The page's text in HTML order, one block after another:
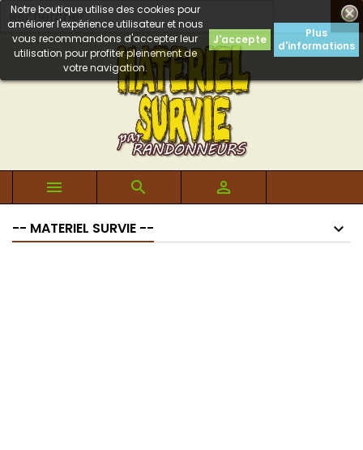

Notre boutique utilise des cookies pour
améliorer l'expérience utilisateur et nous
vous recommandons d'accepter leur
utilisation pour profiter pleinement de
votre navigation.
J'accepte
Plus
d'informations
  
-- MATERIEL SURVIE --